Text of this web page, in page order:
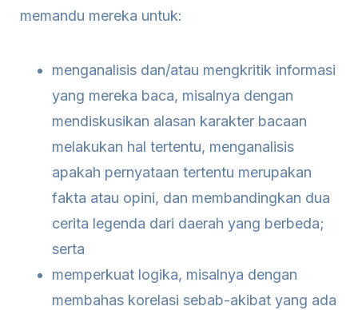
memandu mereka untuk:
menganalisis dan/atau mengkritik informasi
yang mereka baca, misalnya dengan
mendiskusikan alasan karakter bacaan
melakukan hal tertentu, menganalisis
apakah pernyataan tertentu merupakan
fakta atau opini, dan membandingkan dua
cerita legenda dari daerah yang berbeda;
serta
memperkuat logika, misalnya dengan
membahas korelasi sebab-akibat yang ada